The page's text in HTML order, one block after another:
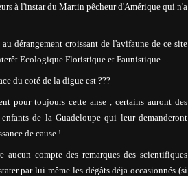
à l'instar du Martin pêcheur d'Amérique qui n'a
dérangement croissant de l'avifaune de ce site
Ecologique Floristique et Faunistique.
du coté de la digue est ???
pour toujours cette anse , certains auront des
de la Guadeloupe qui leur demanderont
de cause !
compte des remarques des scientifiques
par lui-même les dégâts déja occasionnés (si